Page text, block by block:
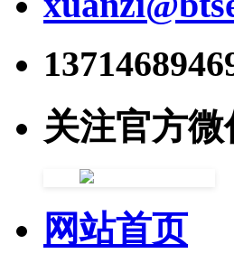
关注官方微
网站首页